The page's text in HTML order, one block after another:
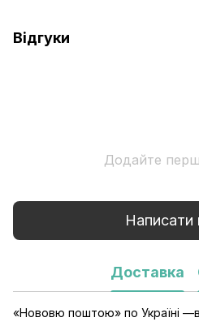
Відгуки
Додайте
Написати
Доставка
«Нововю поштою» по Україні